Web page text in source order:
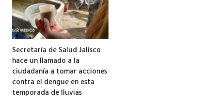
Secretaría de Salud Jalisco
hace un llamado a la
ciudadanía a tomar acciones
contra el dengue en esta
temporada de lluvias